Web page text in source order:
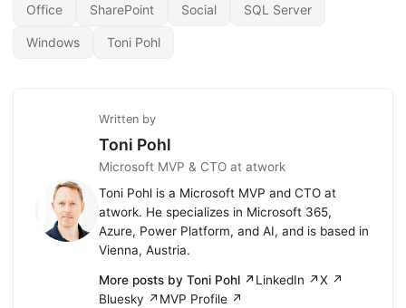
Office SharePoint Social SQL Server
Windows Toni Pohl
Written by
Toni Pohl
Microsoft MVP & CTO at atwork
Toni Pohl is a Microsoft MVP and CTO at
atwork. He specializes in Microsoft 365,
Azure, Power Platform, and AI, and is based in
Vienna, Austria.
More posts by Toni Pohl ↗LinkedIn ↗X ↗
Bluesky ↗ MVP Profile ↗